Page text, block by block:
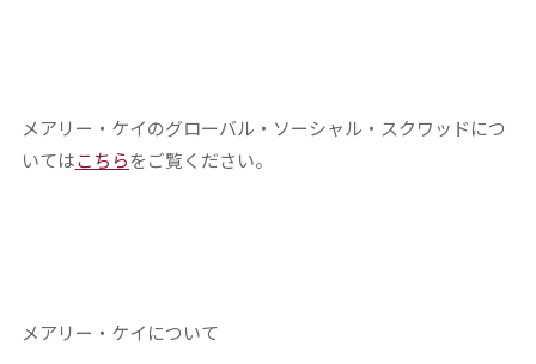
メアリー・ケイのグローバル・ソーシャル・スクワッドにつ
いてはこちらをご覧ください。
メアリー・ケイについて